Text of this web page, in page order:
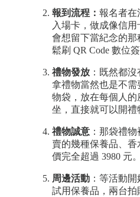
報到流程： 報名者在
入場卡，做成像信用
會想留下當紀念的
鬆刷 QR Code 數位簽
禮物發放 ：既然都
拿禮物當然也是不
物袋，放在每個人
坐，直接就可以開禮
禮物誠意 ：那袋禮
賣的幾種保養品、
價完全超過 3980 元。
周邊活動 ：等活動
試用保養品，兩台